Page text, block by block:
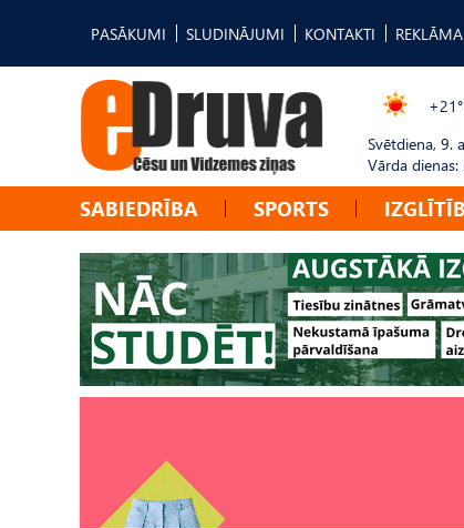
PASĀKUMI SLUDINĀJUMI KONTAKTI REKLĀMA
Svētdiena, 9.
Vārda dienas:
SABIEDRĪBA SPORTS